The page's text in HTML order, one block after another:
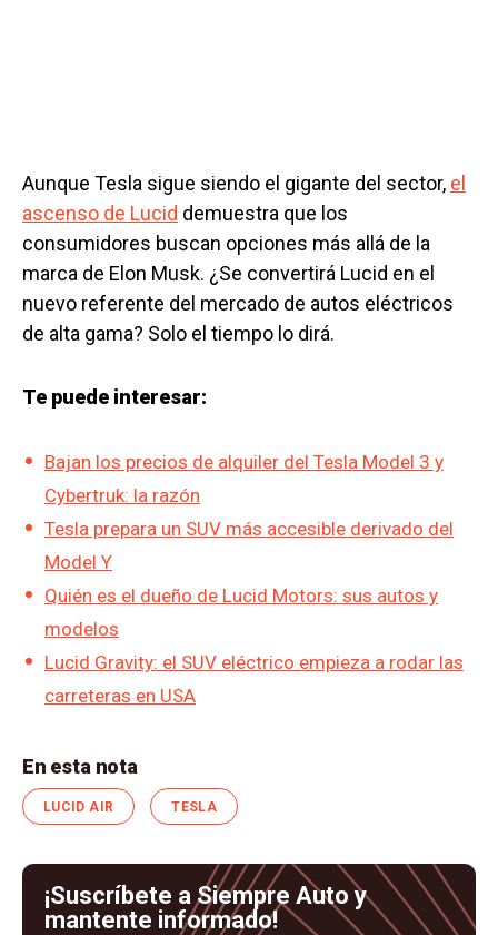
Aunque Tesla sigue siendo el gigante del sector, el
ascenso de Lucid demuestra que los
consumidores buscan opciones más allá de la
marca de Elon Musk. ¿Se convertirá Lucid en el
nuevo referente del mercado de autos eléctricos
de alta gama? Solo el tiempo lo dirá.
Te puede interesar:
Bajan los precios de alquiler del Tesla Model 3 y
Cybertruk: la razón
Tesla prepara un SUV más accesible derivado del
Model Y
Quién es el dueño de Lucid Motors: sus autos y
modelos
Lucid Gravity: el SUV eléctrico empieza a rodar las
carreteras en USA
En esta nota
LUCID AIR TESLA
¡Suscríbete a Siempre Auto y
mantente informado!